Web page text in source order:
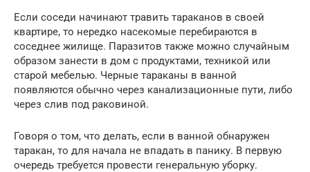
Если соседи начинают травить тараканов в своей
квартире, то нередко насекомые перебираются в
соседнее жилище. Паразитов также можно случайным
образом занести в дом с продуктами, техникой или
старой мебелью. Черные тараканы в ванной
появляются обычно через канализационные пути, либо
через слив под раковиной.
Говоря о том, что делать, если в ванной обнаружен
таракан, то для начала не впадать в панику. В первую
очередь требуется провести генеральную уборку.